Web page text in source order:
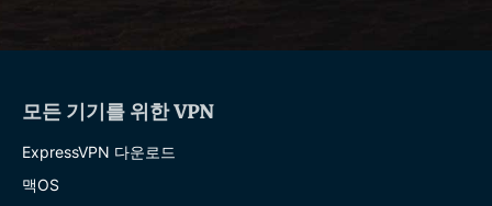
모든 기기를 위한 VPN
ExpressVPN 다운로드
맥OS